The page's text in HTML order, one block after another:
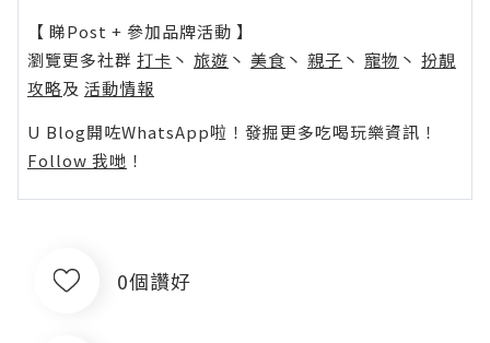
【 睇Post + 參加品牌活動 】
瀏覽更多社群 打卡 丶 旅遊 丶 美食 丶 親子 丶 寵物 丶 扮靚
攻略及 活動情報
U Blog開咗WhatsApp啦！發掘更多吃喝玩樂資訊！
Follow 我哋 ！
0個讚好